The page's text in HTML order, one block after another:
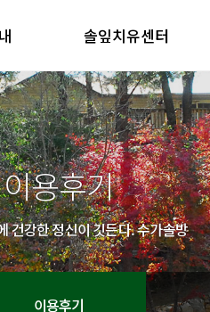
솔잎치유센터
징
솔잎치유센터
솔잎치유센터
이용후기
건강한 정신이 깃든다. 수가솔방
이용후기